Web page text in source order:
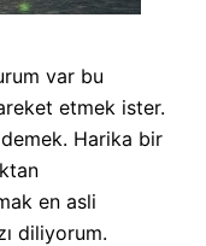
var bu
etmek ister.
Harika bir
en asli
diliyorum.